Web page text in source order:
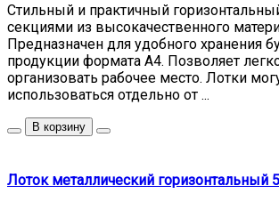
Стильный и практичный
секциями из высокачественного
Предназначен для удобного хранения
продукции формата А4. Позволяет
организовать рабочее место. Лотки
использоваться отдельно от ...
В корзину
Лоток металлический горизонтальный